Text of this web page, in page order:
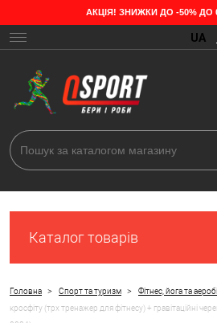
АКЦІЯ! ЗНИЖКИ ДО -50% ДО
UA
Каталог товарів
Головна > Спорт та туризм > Фітнес, йога та
кросфіту (трх тренажер для фітнесу) + гравітаційні